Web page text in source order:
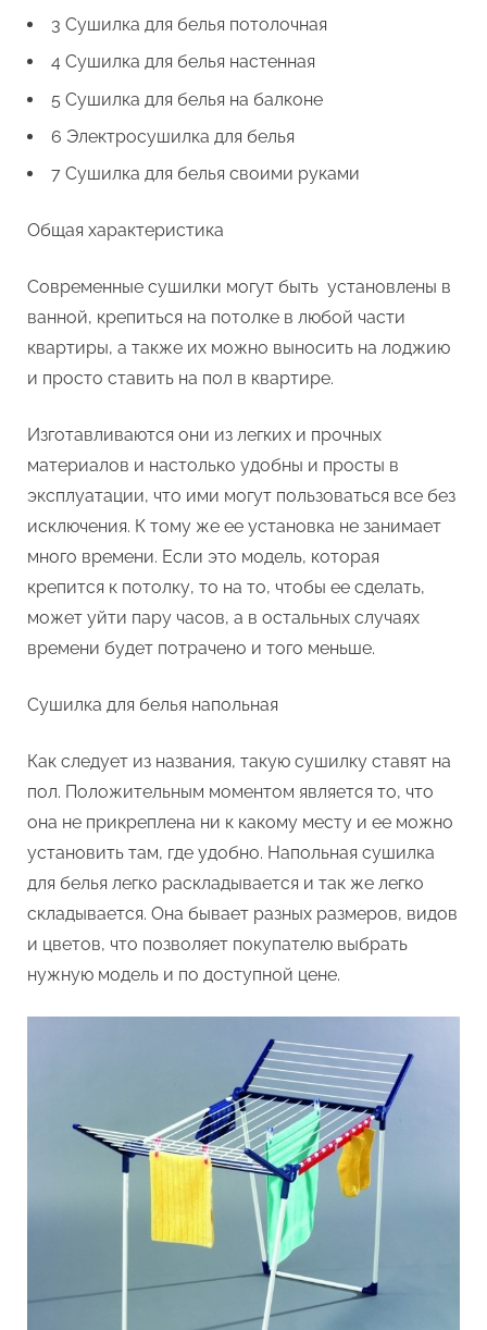
3 Сушилка для белья потолочная
4 Сушилка для белья настенная
5 Сушилка для белья на балконе
6 Электросушилка для белья
7 Сушилка для белья своими руками
Общая характеристика
Современные сушилки могут быть установлены в
ванной, крепиться на потолке в любой части
квартиры, а также их можно выносить на лоджию
и просто ставить на пол в квартире.
Изготавливаются они из легких и прочных
материалов и настолько удобны и просты в
эксплуатации, что ими могут пользоваться все без
исключения. К тому же ее установка не занимает
много времени. Если это модель, которая
крепится к потолку, то на то, чтобы ее сделать,
может уйти пару часов, а в остальных случаях
времени будет потрачено и того меньше.
Сушилка для белья напольная
Как следует из названия, такую сушилку ставят на
пол. Положительным моментом является то, что
она не прикреплена ни к какому месту и ее можно
установить там, где удобно. Напольная сушилка
для белья легко раскладывается и так же легко
складывается. Она бывает разных размеров, видов
и цветов, что позволяет покупателю выбрать
нужную модель и по доступной цене.